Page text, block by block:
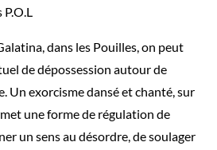
dans les Pouilles, on peut
de dépossession autour de
Un exorcisme dansé et chanté, sur
une forme de régulation de
un sens au désordre, de soulager